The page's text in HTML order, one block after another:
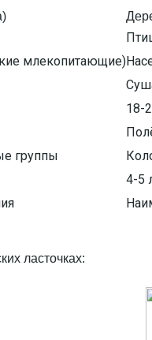
млекопитающие)
18-
группы
4-5
ласточках: